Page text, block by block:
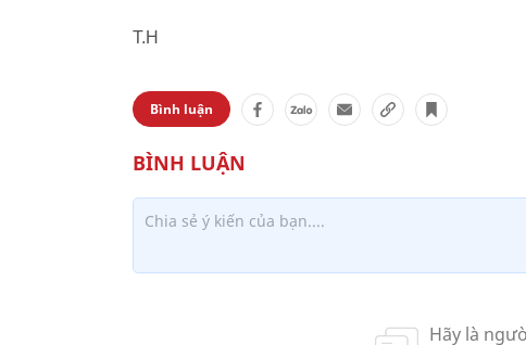
T.H
Bình luận